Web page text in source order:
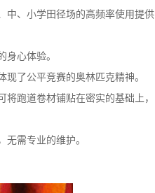
中、小学田径场的高频率使用提供
身心体验。
了公平竞赛的奥林匹克精神。
跑道卷材铺贴在密实的基础上，
需专业的维护。